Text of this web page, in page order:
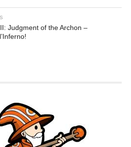
Judgment of the Archon –